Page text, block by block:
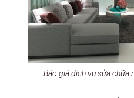
Báo giá dịch vụ sửa chữa